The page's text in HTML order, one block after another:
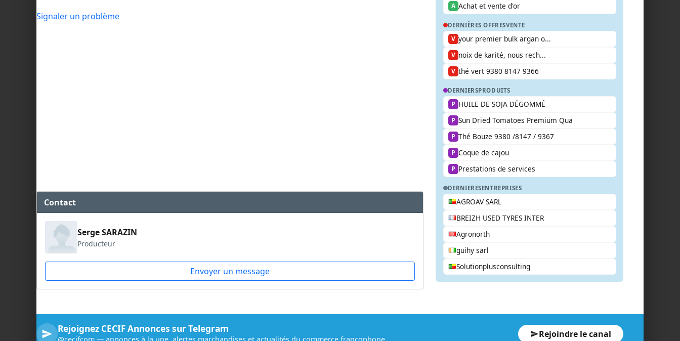
Signaler un problème
Contact
Serge SARAZIN
Producteur
Envoyer un message
A Achat et vente d'or
DERNIÈRES OFFRESVENTE
V your premier bulk argan o...
V noix de karité, nous rech...
V thé vert 9380 8147 9366
DERNIERSPRODUITS
P HUILE DE SOJA DÉGOMMÉ
P Sun Dried Tomatoes Premium Qua
P Thé Bouze 9380 /8147 / 9367
P Coque de cajou
P Prestations de services
DERNIERESENTREPRISES
AGROAV SARL
BREIZH USED TYRES INTER
Agronorth
guihy sarl
Solutionplusconsulting
Rejoignez CECIF Annonces sur Telegram Rejoindre le canal